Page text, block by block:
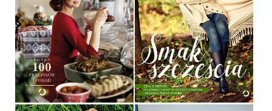
SMAK ŚWIĄT
AGNIESZKA MACIĄG
OPRAWA TWARDA
49,90 ZŁ
SMAK SZCZĘŚCIA
AGNIESZKA MACIĄG
OPRAWA TWARDA
49,90 ZŁ